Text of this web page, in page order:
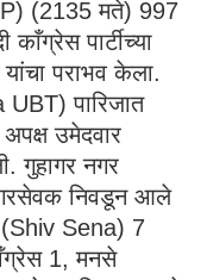
(2135 मते) 997
काँग्रेस पार्टीच्या
पराभव केला.
पारिजात
उमेदवार
गुहागर नगर
निवडून आले
Sena) 7
1, मनसे